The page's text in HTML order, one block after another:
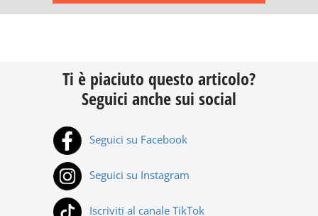
Ti è piaciuto questo articolo?
Seguici anche sui social
Seguici su Facebook
Seguici su Instagram
Iscriviti al canale TikTok